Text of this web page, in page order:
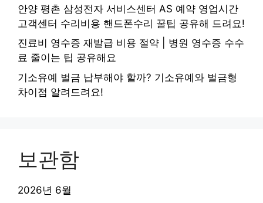
안양 평촌 삼성전자 서비스센터 AS 예약 영업시간
고객센터 수리비용 핸드폰수리 꿀팁 공유해 드려요!
진료비 영수증 재발급 비용 절약 | 병원 영수증 수수
료 줄이는 팁 공유해요
기소유예 벌금 납부해야 할까? 기소유예와 벌금형
차이점 알려드려요!
보관함
2026년 6월